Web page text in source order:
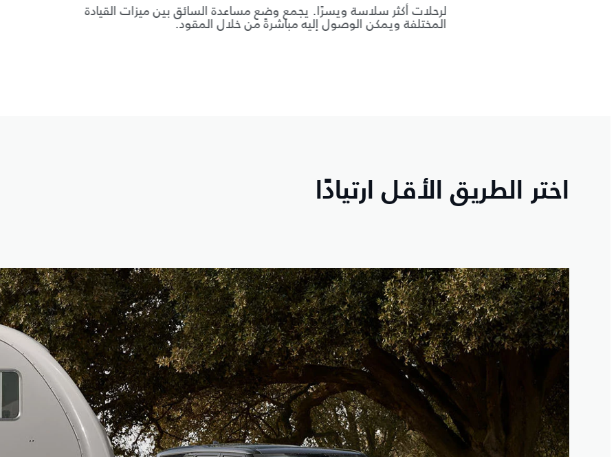
لرحلات أكثر سلاسة ويسرًا. يجمع وضع مساعدة السائق بين ميزات القيادة
المختلفة ويمكن الوصول إليه مباشرةً من خلال المقود.
اختر الطريق الأقل ارتيادًا